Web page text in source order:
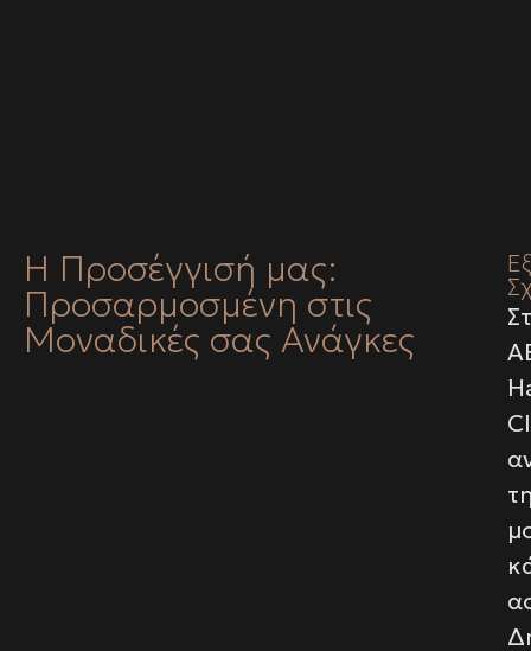
Η Προσέγγισή μας:
Προσαρμοσμένη στις
Μοναδικές σας Ανάγκες